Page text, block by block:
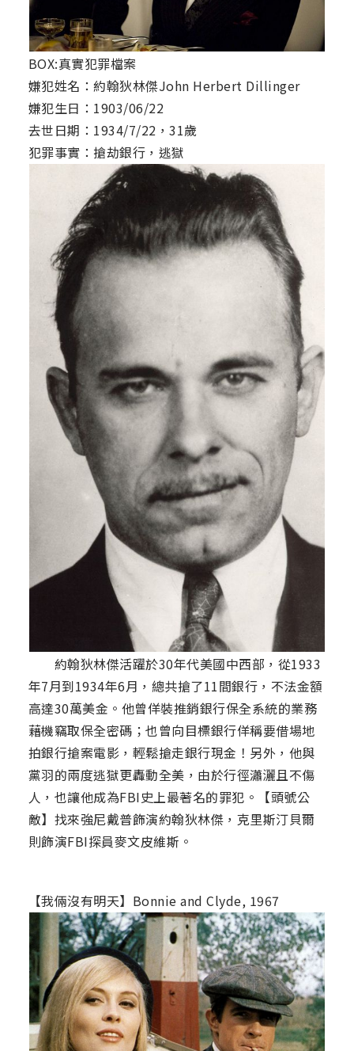
BOX:真實犯罪檔案
嫌犯姓名：約翰狄林傑John Herbert Dillinger
嫌犯生日：1903/06/22
去世日期：1934/7/22，31歲
犯罪事實：搶劫銀行，逃獄
約翰狄林傑活躍於30年代美國中西部，從1933
年7月到1934年6月，總共搶了11間銀行，不法金額
高達30萬美金。他曾佯裝推銷銀行保全系統的業務
藉機竊取保全密碼；也曾向目標銀行佯稱要借場地
拍銀行搶案電影，輕鬆搶走銀行現金！另外，他與
黨羽的兩度逃獄更轟動全美，由於行徑瀟灑且不傷
人，也讓他成為FBI史上最著名的罪犯。【頭號公
敵】找來強尼戴普飾演約翰狄林傑，克里斯汀貝爾
則飾演FBI探員麥文皮維斯。
【我倆沒有明天】Bonnie and Clyde, 1967